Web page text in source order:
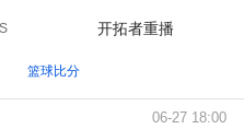
开拓者重播
篮球比分
06-27 18:00